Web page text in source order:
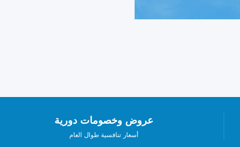
عروض وخصومات دورية
أسعار تنافسية طوال العام